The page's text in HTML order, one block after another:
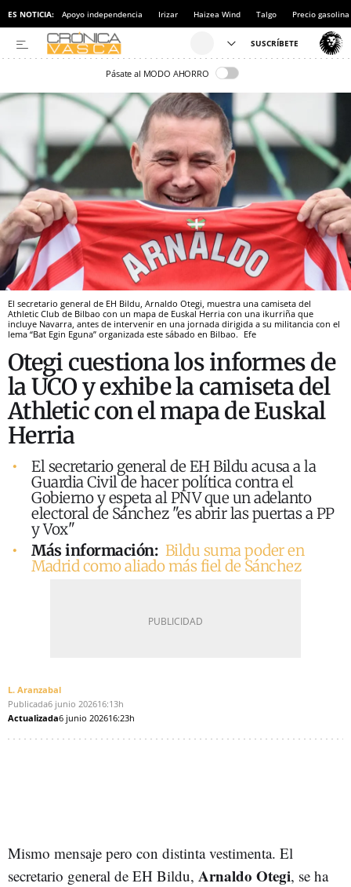
ES NOTICIA: Apoyo independencia Irizar Haizea Wind Talgo Precio gasolina
Pásate al MODO AHORRO
El secretario general de EH Bildu, Arnaldo Otegi, muestra una camiseta del
Athletic Club de Bilbao con un mapa de Euskal Herria con una ikurriña que
incluye Navarra, antes de intervenir en una jornada dirigida a su militancia con el
lema “Bat Egin Eguna” organizada este sábado en Bilbao. Efe
Otegi cuestiona los informes de
la UCO y exhibe la camiseta del
Athletic con el mapa de Euskal
Herria
El secretario general de EH Bildu acusa a la
Guardia Civil de hacer política contra el
Gobierno y espeta al PNV que un adelanto
electoral de Sánchez "es abrir las puertas a PP
y Vox"
Más información: Bildu suma poder en
Madrid como aliado más fiel de Sánchez
L. Aranzabal
Publicada6 junio 202616:13h
Actualizada6 junio 202616:23h
Mismo mensaje pero con distinta vestimenta. El
secretario general de EH Bildu, Arnaldo Otegi, se ha